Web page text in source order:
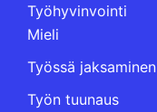
Työhyvinvointi
Mieli
Työssä jaksaminen
Työn tuunaus